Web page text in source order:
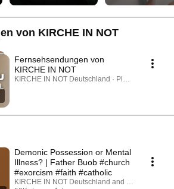
von KIRCHE IN NOT
Fernsehsendungen von
KIRCHE IN NOT
KIRCHE IN NOT Deutschland · Playlist
Demonic Possession or Mental
Illness? | Father Buob #church
#exorcism #faith #catholic
KIRCHE IN NOT Deutschland and St. Ulrich